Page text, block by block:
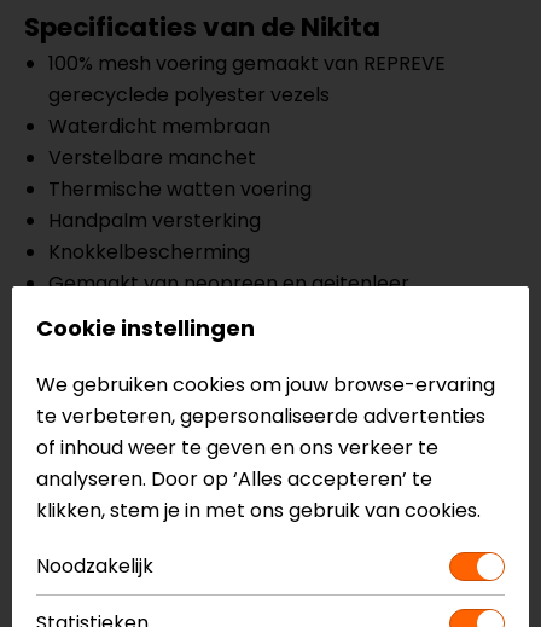
Specificaties van de Nikita
100% mesh voering gemaakt van REPREVE
gerecyclede polyester vezels
Waterdicht membraan
Verstelbare manchet
Thermische watten voering
Handpalm versterking
Knokkelbescherming
Gemaakt van neopreen en geitenleer
Sensor systeem, dit zorgt ervoor dat de
handschoenen touchscreen compatible zijn
Meer informatie nodig?
Heb je meer informatie nodig over dit product?
Neem dancontactmet ons op of kom langs in één
vanonze winkelsin Breda, Capelle aan den IJssel,
Eindhoven, Vianen of Apeldoorn. In de winkels kun je
het product bekijken & passen en staan onze
verkoopmedewerkers voor je klaar met advies.
Cookie instellingen
We gebruiken cookies om jouw browse-ervaring
te verbeteren, gepersonaliseerde advertenties
of inhoud weer te geven en ons verkeer te
analyseren. Door op ‘Alles accepteren’ te
klikken, stem je in met ons gebruik van cookies.
Noodzakelijk